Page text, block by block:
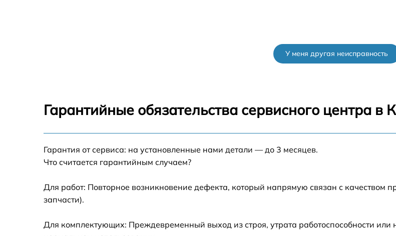
У меня другая неисправность
Гарантийные обязательства сервисного центра в
Гарантия от сервиса: на установленные нами детали — до 3 месяцев.
Что считается гарантийным случаем?
Для работ: Повторное возникновение дефекта, который напрямую связан с качеством
запчасти).
Для комплектующих: Преждевременный выход из строя, утрата работоспособности или